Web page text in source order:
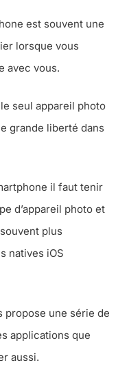
est souvent une
lorsque vous
avec vous.
seul appareil photo
grande liberté dans
il faut tenir
d’appareil photo et
plus
natives iOS
propose une série de
applications que
aussi.